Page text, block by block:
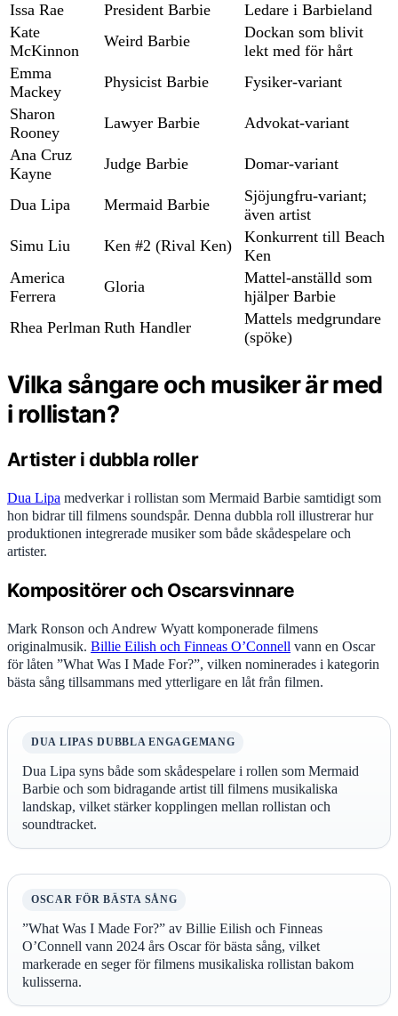
Issa Rae
President Barbie
Ledare i Barbieland
Kate
McKinnon
Weird Barbie
Dockan som blivit
lekt med för hårt
Emma
Mackey
Physicist Barbie
Fysiker-variant
Sharon
Rooney
Lawyer Barbie
Advokat-variant
Ana Cruz
Kayne
Judge Barbie Domar-variant
Dua Lipa Mermaid Barbie
Sjöjungfru-variant;
även artist
Simu Liu
Ken #2 (Rival Ken)
Konkurrent till Beach
Ken
America
Ferrera
Gloria
Mattel-anställd som
hjälper Barbie
Rhea Perlman Ruth Handler
Mattels medgrundare
(spöke)
Vilka sångare och musiker är med
i rollistan?
Artister i dubbla roller
Dua Lipa medverkar i rollistan som Mermaid Barbie samtidigt som
hon bidrar till filmens soundspår. Denna dubbla roll illustrerar hur
produktionen integrerade musiker som både skådespelare och
artister.
Kompositörer och Oscarsvinnare
Mark Ronson och Andrew Wyatt komponerade filmens
originalmusik. Billie Eilish och Finneas O’Connell vann en Oscar
för låten ”What Was I Made For?”, vilken nominerades i kategorin
bästa sång tillsammans med ytterligare en låt från filmen.
DUA LIPAS DUBBLA ENGAGEMANG
Dua Lipa syns både som skådespelare i rollen som Mermaid
Barbie och som bidragande artist till filmens musikaliska
landskap, vilket stärker kopplingen mellan rollistan och
soundtracket.
OSCAR FÖR BÄSTA SÅNG
”What Was I Made For?” av Billie Eilish och Finneas
O’Connell vann 2024 års Oscar för bästa sång, vilket
markerade en seger för filmens musikaliska rollistan bakom
kulisserna.